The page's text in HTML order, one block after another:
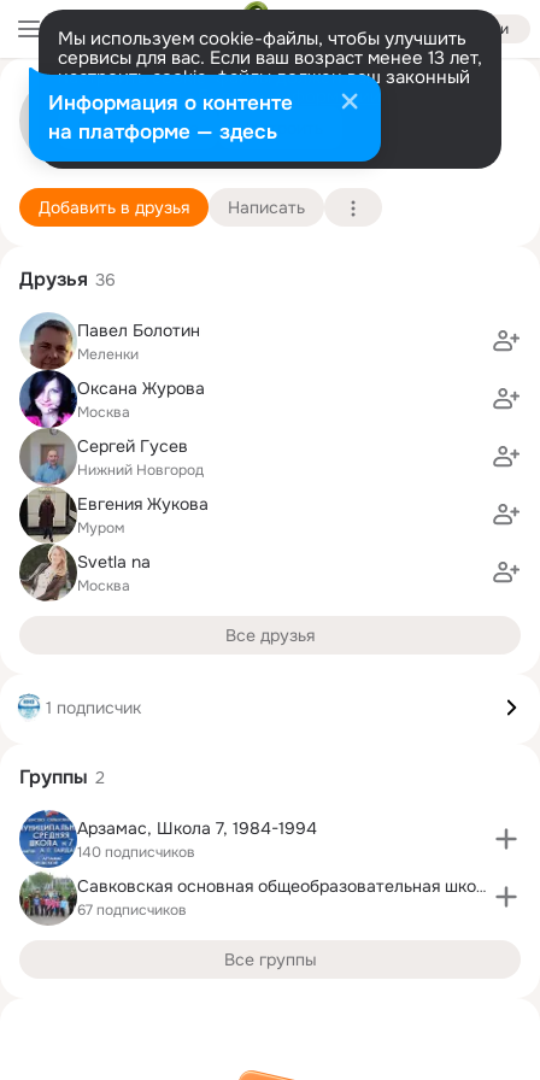
Войти
Мы используем cookie-файлы, чтобы улучшить
сервисы для вас. Если ваш возраст менее 13 лет,
настроить cookie-файлы должен ваш законный
представитель. Больше информации
Разрешить все Настроить
Алексей Жуков
Муром
10 июля (45 лет)
МИ (ф) ВлГУ, Муромский институт (филиал)
Подробнее
Добавить в друзья Написать
Друзья 36
Павел Болотин
Меленки
Оксана Журова
Москва
Сергей Гусев
Нижний Новгород
Евгения Жукова
Муром
Svetla na
Москва
Все друзья
1 подписчик
Группы 2
Арзамас, Школа 7, 1984-1994
140 подписчиков
Савковская основная общеобразовательная школа
67 подписчиков
Все группы
Информация о контенте
на платформе — здесь